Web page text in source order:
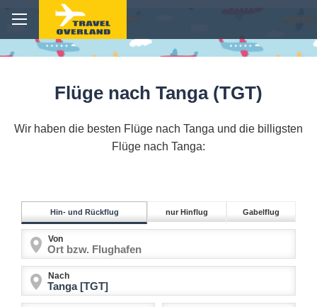
Flüge nach Tanga (TGT)
Wir haben die besten Flüge nach Tanga und die billigsten
Flüge nach Tanga:
Hin- und Rückflug nur Hinflug Gabelflug
Von
Nach